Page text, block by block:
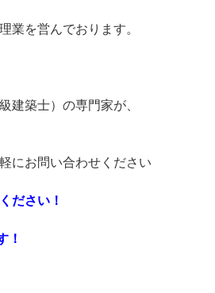
業を営んでおります。
建築士）の専門家が、
にお問い合わせください
ださい！
！